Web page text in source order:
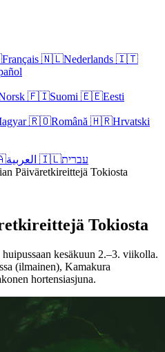
Français 🇳🇱Nederlands 🇮🇹
🇫🇮Suomi 🇪🇪Eesti
🇷🇴Română 🇭🇷Hrvatski
🇮🇱עברית
Päiväretkireittejä Tokiosta
Tokiosta
kesäkuun 2.–3. viikolla.
(ilmainen), Kamakura
hortensiasjuna.